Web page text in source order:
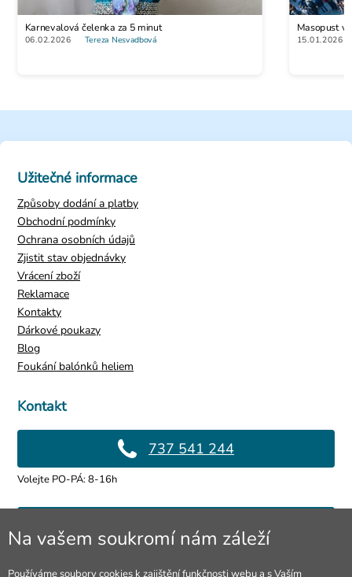
219 Kč
Karnevalová čelenka za 5 minut
06.02.2026 Tereza Nesvadbová
Masopust
15.01.2026
Kontakt
737 541 244
Volejte PO-PÁ: 8-16h
info@4lol.cz
Užitečné informace
Způsoby dodání a platby
Obchodní podmínky
Ochrana osobních údajů
Zjistit stav objednávky
Vrácení zboží
Reklamace
Kontakty
Dárkové poukazy
Blog
Foukání balónků heliem
Na vašem soukromí nám záleží
Používáme soubory cookies k zajištění funkčnosti webu a s Vaším